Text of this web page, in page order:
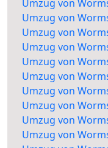
Umzug von
Umzug von
Umzug von
Umzug von
Umzug von
Umzug von
Umzug von
Umzug von
Umzug von
Umzug von